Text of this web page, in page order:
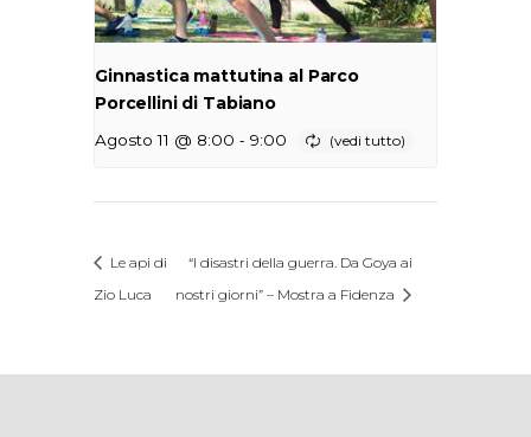
Ginnastica mattutina al Parco
Porcellini di Tabiano
Agosto 11 @ 8:00 - 9:00
Le api di
Zio Luca
“I disastri della guerra. Da Goya ai
nostri giorni” – Mostra a Fidenza